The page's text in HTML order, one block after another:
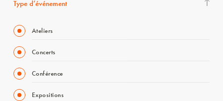
Type d’événement
Ateliers
Concerts
Conférence
Expositions